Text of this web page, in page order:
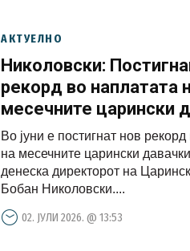
АКТУЕЛНО
Николовски:
рекорд во наплатата
месечните царински
Во јуни е постигнат нов
на месечните царински
денеска директорот на
Бобан Николовски....
02. ЈУЛИ 2026. @ 13:53